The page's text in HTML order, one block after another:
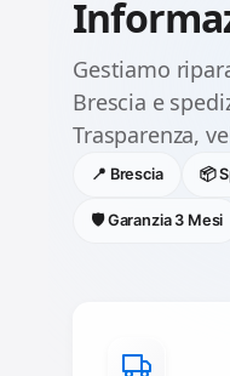
Gestiamo
Brescia e
Trasparenza,
📍 Brescia 📦
🛡️ Garanzia 3 Mesi